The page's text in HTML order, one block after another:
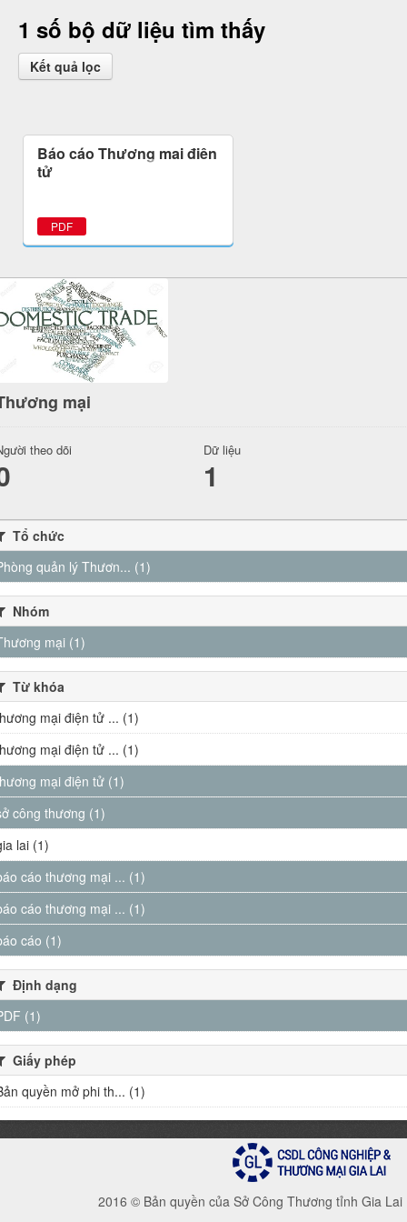
1 số bộ dữ liệu tìm thấy
Kết quả lọc
Báo cáo Thương mại điện
tử
PDF
mại
theo dõi Dữ liệu
1
Tổ chức
quản lý Thươn... (1)
Nhóm
mại (1)
Từ khóa
mại điện tử ... (1)
mại điện tử ... (1)
mại điện tử (1)
công thương (1)
lai (1)
cáo thương mại ... (1)
cáo thương mại ... (1)
cáo (1)
Định dạng
(1)
Giấy phép
quyền mở phi th... (1)
2016 © Bản quyền của Sở Công Thương tỉnh Gia Lai